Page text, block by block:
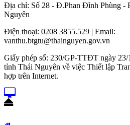
Địa chỉ: Số 28 - Đ.Phan Đình Phùng -
Nguyên
Điện thoại: 0208 3855.529 | Email:
vanthu.btgtu@thainguyen.gov.vn
Giấy phép số: 230/GP-TTĐT ngày
tỉnh Thái Nguyên về việc Thiết lập
hợp trên Internet.